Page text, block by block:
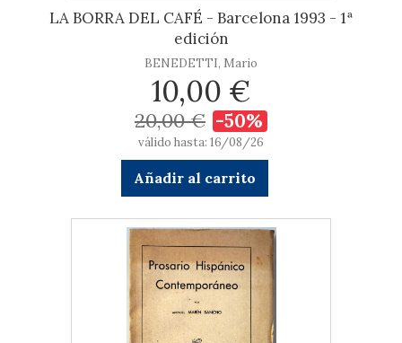
LA BORRA DEL CAFÉ - Barcelona 1993 - 1ª
edición
BENEDETTI, Mario
10,00 €
20,00 € -50%
válido hasta: 16/08/26
Añadir al carrito